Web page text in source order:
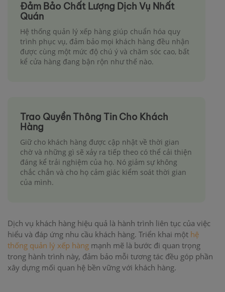
Đảm Bảo Chất Lượng Dịch Vụ Nhất
Quán
Hệ thống quản lý xếp hàng giúp chuẩn hóa quy
trình phục vụ, đảm bảo mọi khách hàng đều nhận
được cùng một mức độ chú ý và chăm sóc cao, bất
kể cửa hàng đang bận rộn như thế nào.
Trao Quyền Thông Tin Cho Khách
Hàng
Giữ cho khách hàng được cập nhật về thời gian
chờ và những gì sẽ xảy ra tiếp theo có thể cải thiện
đáng kể trải nghiệm của họ. Nó giảm sự không
chắc chắn và cho họ cảm giác kiểm soát thời gian
của mình.
Dịch vụ khách hàng hiệu quả là hành trình liên tục của việc
hiểu và đáp ứng nhu cầu khách hàng. Triển khai một hệ
thống quản lý xếp hàng mạnh mẽ là bước đi quan trọng
trong hành trình này, đảm bảo mỗi tương tác đều góp phần
xây dựng mối quan hệ bền vững với khách hàng.